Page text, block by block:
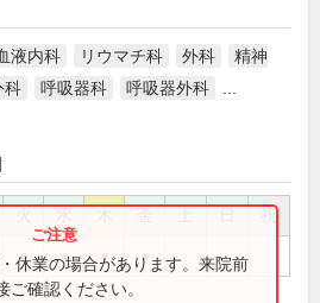
液内科 リウマチ科 外科
精神
科 呼吸器科 呼吸器外科
祝
● ● ● ●
休業の場合があります。来院前
ご確認ください。